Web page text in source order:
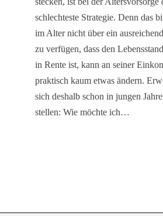
schlechteste Strategie. Denn das
im Alter nicht über ein
zu verfügen, dass den
in Rente ist, kann an seiner
praktisch kaum etwas ändern.
sich deshalb schon in jungen
stellen: Wie möchte ich…